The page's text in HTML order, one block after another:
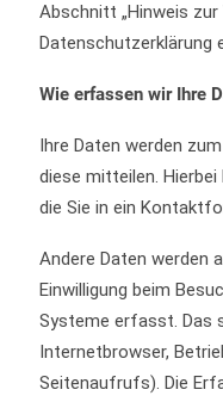
Abschnitt „Hinweis
Datenschutzerklärung
Wie erfassen wir Ihre
Ihre Daten werden
diese mitteilen. Hierbei
die Sie in ein
Andere Daten werden
Einwilligung beim
Systeme erfasst. Das
Internetbrowser,
Seitenaufrufs). Die